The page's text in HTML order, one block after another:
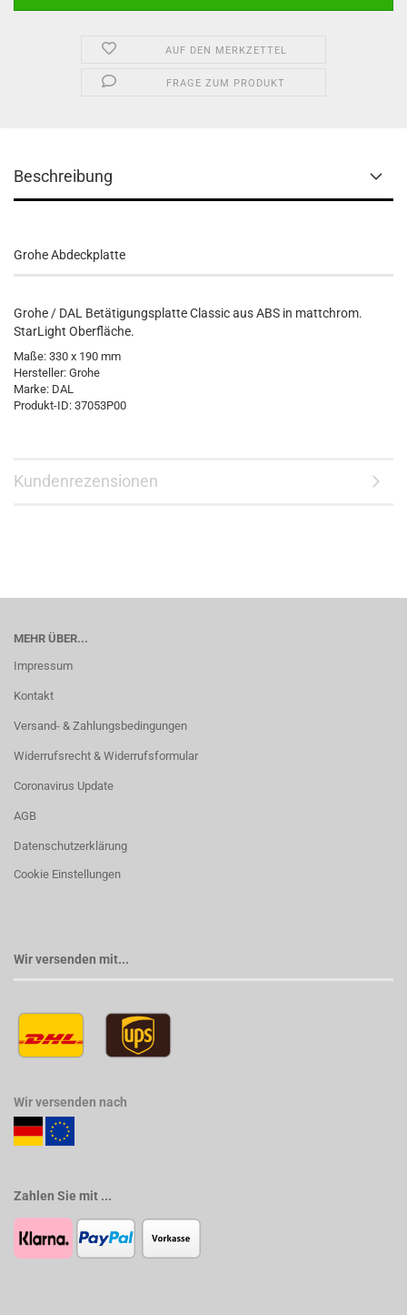
AUF DEN MERKZETTEL
FRAGE ZUM PRODUKT
Beschreibung
Grohe Abdeckplatte
Grohe / DAL Betätigungsplatte Classic aus ABS in mattchrom.
StarLight Oberfläche.
Maße: 330 x 190 mm
Hersteller: Grohe
Marke: DAL
Produkt-ID: 37053P00
Kundenrezensionen
MEHR ÜBER...
Impressum
Kontakt
Versand- & Zahlungsbedingungen
Widerrufsrecht & Widerrufsformular
Coronavirus Update
AGB
Datenschutzerklärung
Cookie Einstellungen
Wir versenden mit...
Wir versenden nach
Zahlen Sie mit ...